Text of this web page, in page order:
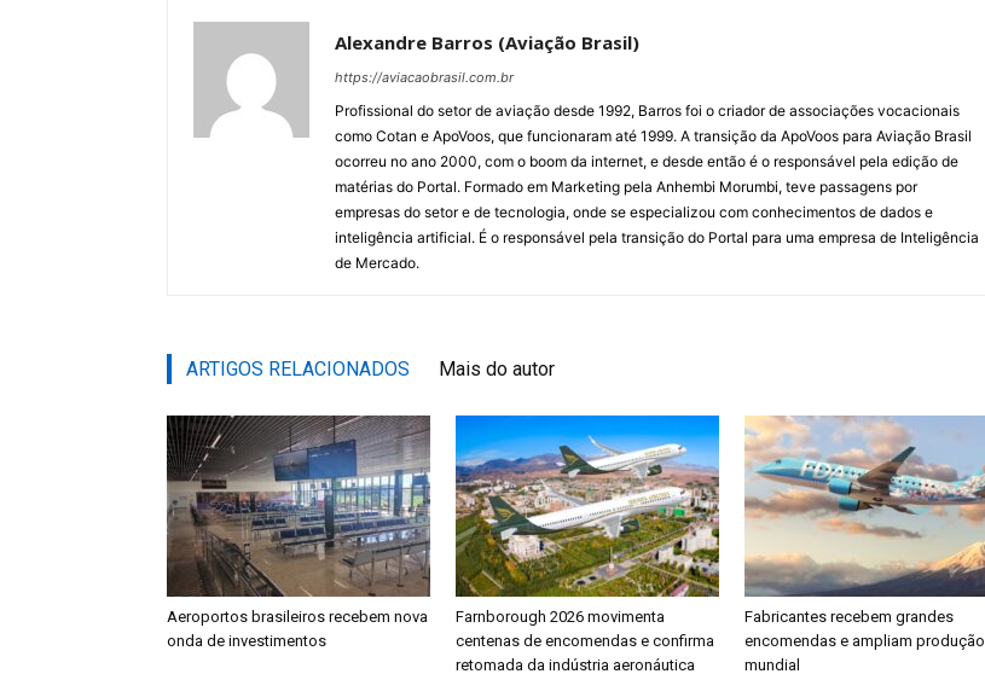
Alexandre Barros (Aviação Brasil)
https://aviacaobrasil.com.br
Profissional do setor de aviação desde 1992, Barros foi o criador de associações vocacionais
como Cotan e ApoVoos, que funcionaram até 1999. A transição da ApoVoos para Aviação Brasil
ocorreu no ano 2000, com o boom da internet, e desde então é o responsável pela edição de
matérias do Portal. Formado em Marketing pela Anhembi Morumbi, teve passagens por
empresas do setor e de tecnologia, onde se especializou com conhecimentos de dados e
inteligência artificial. É o responsável pela transição do Portal para uma empresa de Inteligência
de Mercado.
ARTIGOS RELACIONADOS Mais do autor
Aeroportos brasileiros recebem nova
onda de investimentos
Farnborough 2026 movimenta
centenas de encomendas e confirma
retomada da indústria aeronáutica
Fabricantes recebem grandes
encomendas e ampliam produção
mundial